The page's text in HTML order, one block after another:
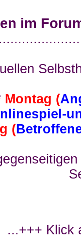
im
Montag (
(
...+++ Klick